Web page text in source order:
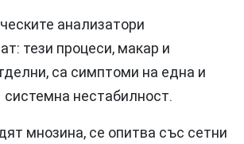
анализатори
тези процеси, макар и
са симптоми на една и
нестабилност.
мнозина, се опитва със сетни